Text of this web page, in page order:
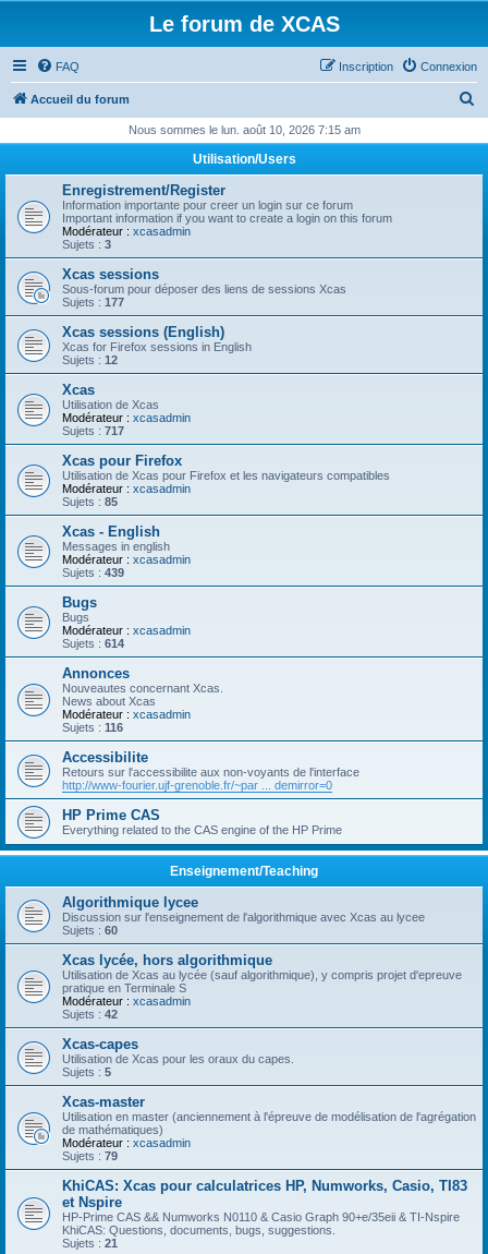
Le forum de XCAS
FAQ Connexion
Inscription
Accueil du forum
h
c
Nous sommes le lun. août 10, 2026 7:15 am
Utilisation/Users
Enregistrement/Register
Information importante pour creer un login sur ce forum
Important information if you want to create a login on this forum
Modérateur : xcasadmin
Sujets : 3
Xcas sessions
Sous-forum pour déposer des liens de sessions Xcas
Sujets : 177
Xcas sessions (English)
Xcas for Firefox sessions in English
Sujets : 12
Xcas
Utilisation de Xcas
Modérateur : xcasadmin
Sujets : 717
Xcas pour Firefox
Utilisation de Xcas pour Firefox et les navigateurs compatibles
Modérateur : xcasadmin
Sujets : 85
Xcas - English
Messages in english
Modérateur : xcasadmin
Sujets : 439
Bugs
Bugs
Modérateur : xcasadmin
Sujets : 614
Annonces
Nouveautes concernant Xcas.
News about Xcas
Modérateur : xcasadmin
Sujets : 116
Accessibilite
Retours sur l'accessibilite aux non-voyants de l'interface
http://www-fourier.ujf-grenoble.fr/~par ... demirror=0
HP Prime CAS
Everything related to the CAS engine of the HP Prime
Enseignement/Teaching
Algorithmique lycee
Discussion sur l'enseignement de l'algorithmique avec Xcas au lycee
Sujets : 60
Xcas lycée, hors algorithmique
Utilisation de Xcas au lycée (sauf algorithmique), y compris projet d'epreuve
pratique en Terminale S
Modérateur : xcasadmin
Sujets : 42
Xcas-capes
Utilisation de Xcas pour les oraux du capes.
Sujets : 5
Xcas-master
Utilisation en master (anciennement à l'épreuve de modélisation de l'agrégation
de mathématiques)
Modérateur : xcasadmin
Sujets : 79
KhiCAS: Xcas pour calculatrices HP, Numworks, Casio, TI83
et Nspire
HP-Prime CAS && Numworks N0110 & Casio Graph 90+e/35eii & TI-Nspire
KhiCAS: Questions, documents, bugs, suggestions.
Sujets : 21